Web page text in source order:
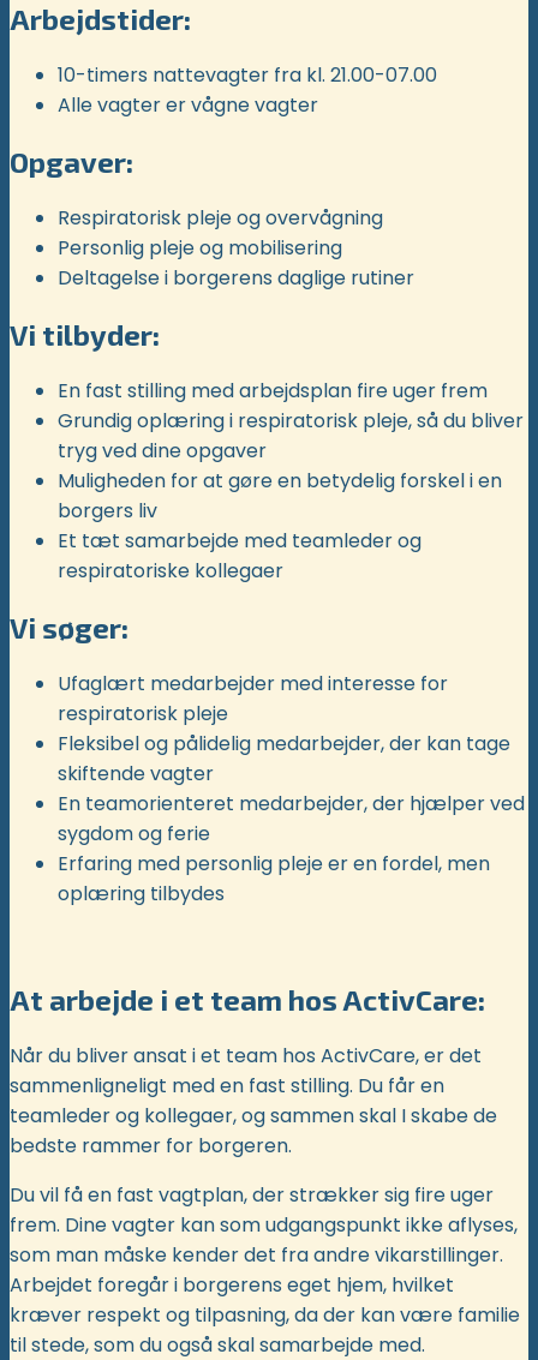
Arbejdstider:
10-timers nattevagter fra kl. 21.00-07.00
Alle vagter er vågne vagter
Opgaver:
Respiratorisk pleje og overvågning
Personlig pleje og mobilisering
Deltagelse i borgerens daglige rutiner
Vi tilbyder:
En fast stilling med arbejdsplan fire uger frem
Grundig oplæring i respiratorisk pleje, så du bliver
tryg ved dine opgaver
Muligheden for at gøre en betydelig forskel i en
borgers liv
Et tæt samarbejde med teamleder og
respiratoriske kollegaer
Vi søger:
Ufaglært medarbejder med interesse for
respiratorisk pleje
Fleksibel og pålidelig medarbejder, der kan tage
skiftende vagter
En teamorienteret medarbejder, der hjælper ved
sygdom og ferie
Erfaring med personlig pleje er en fordel, men
oplæring tilbydes
At arbejde i et team hos ActivCare:
Når du bliver ansat i et team hos ActivCare, er det
sammenligneligt med en fast stilling. Du får en
teamleder og kollegaer, og sammen skal I skabe de
bedste rammer for borgeren.
Du vil få en fast vagtplan, der strækker sig fire uger
frem. Dine vagter kan som udgangspunkt ikke aflyses,
som man måske kender det fra andre vikarstillinger.
Arbejdet foregår i borgerens eget hjem, hvilket
kræver respekt og tilpasning, da der kan være familie
til stede, som du også skal samarbejde med.